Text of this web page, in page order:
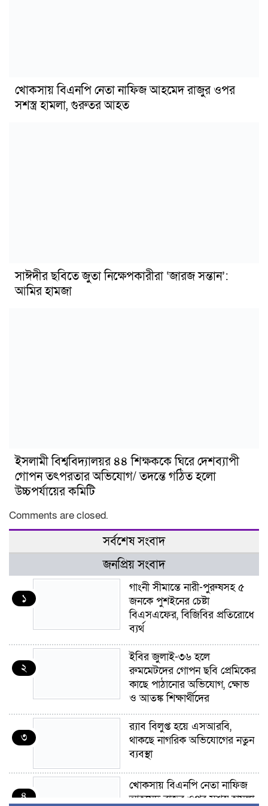
খোকসায় বিএনপি নেতা নাফিজ আহমেদ রাজুর ওপর
সশস্ত্র হামলা, গুরুতর আহত
সাঈদীর ছবিতে জুতা নিক্ষেপকারীরা ‘জারজ সন্তান’:
আমির হামজা
ইসলামী বিশ্ববিদ্যালয়র ৪৪ শিক্ষককে ঘিরে দেশব্যাপী
গোপন তৎপরতার অভিযোগ/ তদন্তে গঠিত হলো
উচ্চপর্যায়ের কমিটি
Comments are closed.
সর্বশেষ সংবাদ
জনপ্রিয় সংবাদ
১
গাংনী সীমান্তে নারী-পুরুষসহ ৫
জনকে পুশইনের চেষ্টা
বিএসএফের, বিজিবির প্রতিরোধে
ব্যর্থ
২
ইবির জুলাই-৩৬ হলে
রুমমেটদের গোপন ছবি প্রেমিকের
কাছে পাঠানোর অভিযোগ, ক্ষোভ
ও আতঙ্ক শিক্ষার্থীদের
৩
র‍্যাব বিলুপ্ত হয়ে এসআরবি,
থাকছে নাগরিক অভিযোগের নতুন
ব্যবস্থা
৪
খোকসায় বিএনপি নেতা নাফিজ
আহমেদ রাজুর ওপর সশস্ত্র হামলা,